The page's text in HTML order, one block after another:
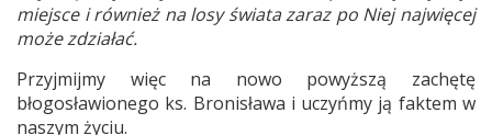
miejsce i również na losy świata zaraz po Niej najwięcej
może zdziałać.
Przyjmijmy więc na nowo powyższą zachętę
błogosławionego ks. Bronisława i uczyńmy ją faktem w
naszym życiu.